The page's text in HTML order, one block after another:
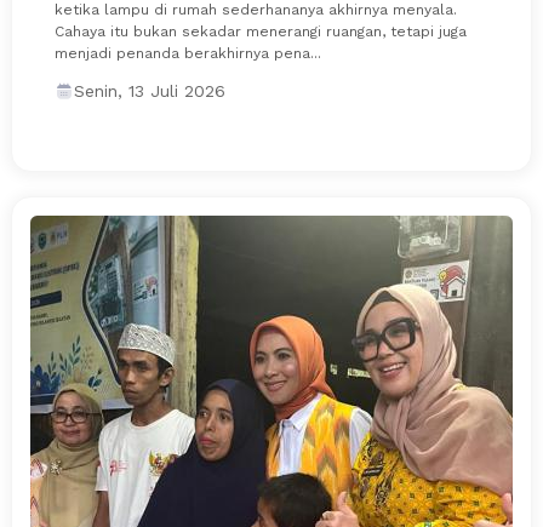
ketika lampu di rumah sederhananya akhirnya menyala.
Cahaya itu bukan sekadar menerangi ruangan, tetapi juga
menjadi penanda berakhirnya pena...
Senin, 13 Juli 2026